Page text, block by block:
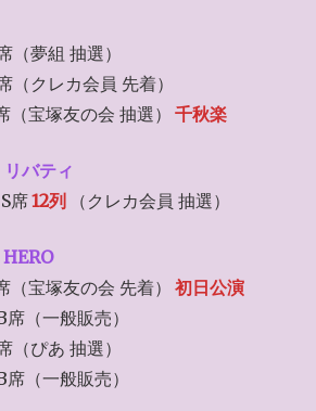
夢組 抽選）
クレカ会員 先着）
宝塚友の会 抽選）
千秋楽
バティ
席12列 （クレカ会員 抽選）
宝塚友の会 先着）
初日公演
（一般販売）
ぴあ 抽選）
（一般販売）